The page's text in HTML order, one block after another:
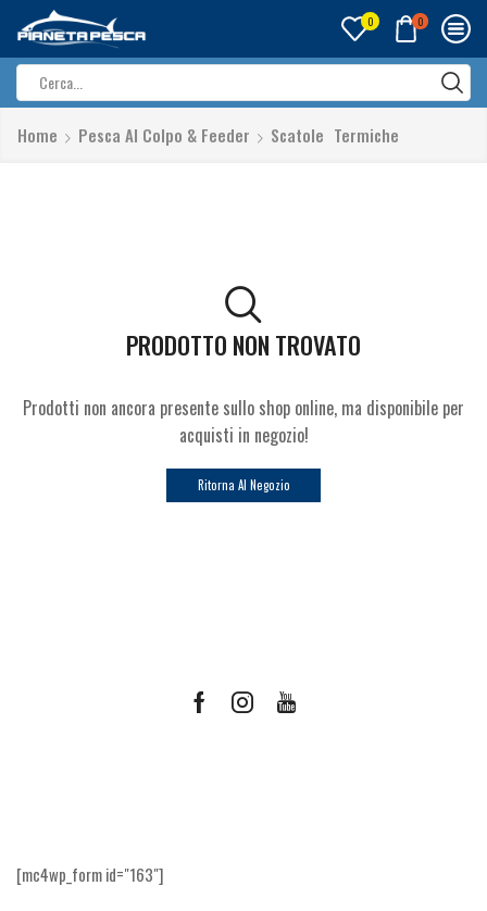
0 0
input
Home Pesca Al Colpo & Feeder Scatole Termiche
PRODOTTO NON TROVATO
Prodotti non ancora presente sullo shop online, ma disponibile per
acquisti in negozio!
Ritorna Al Negozio
FacebookInstagramYoutube
[mc4wp_form id="163"]